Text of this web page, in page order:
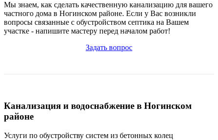
Мы знаем, как сделать качественную канализацию для вашего
частного дома в Ногинском районе. Если у Вас возникли
вопросы связанные с обустройством септика на Вашем
участке - напишите мастеру перед началом работ!
Задать вопрос
Канализация и водоснабжение в Ногинском
районе
Услуги по обустройству систем из бетонных колец